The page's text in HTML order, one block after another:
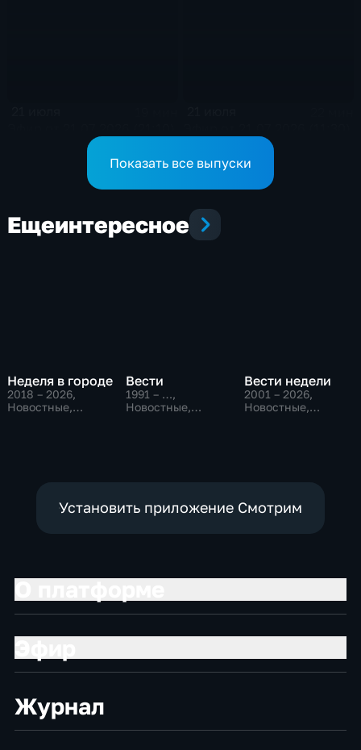
Показать все выпуски
Ещеинтересное
Неделя в городе
2018 – 2026,
Новостные,
Вести
1991 – …,
Новостные,
Вести недели
2001 – 2026,
Новостные,
Установить приложение Смотрим
Журнал